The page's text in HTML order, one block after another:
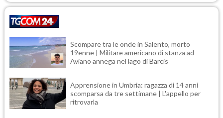
Scompare tra le onde in Salento, morto
19enne | Militare americano di stanza ad
Aviano annega nel lago di Barcis
Apprensione in Umbria: ragazza di 14 anni
scomparsa da tre settimane | L'appello per
ritrovarla